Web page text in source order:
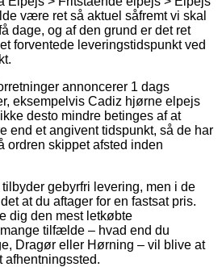
være ret så aktuel såfremt vi skal
dage, og af den grund er det ret
forventede leveringstidspunkt ved
annoncerer 1 dags
eksempelvis Cadiz hjørne elpejs
desto mindre betinges af at
end et angivent tidspunkt, så de har
ordren skippet afsted inden
gebyrfri levering, men i de
at du aftager for en fastsat pris.
dig den mest letkøbte
tilfælde – hvad end du
Dragør eller Hørning – vil blive at
afhentningssted.